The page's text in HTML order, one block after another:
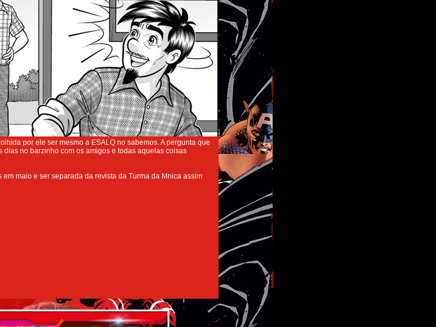
por ele ser mesmo a ESALQ no sabemos. A pergunta que
dias no barzinho com os amigos e todas aquelas coisas
maio e ser separada da revista da Turma da Mnica assim